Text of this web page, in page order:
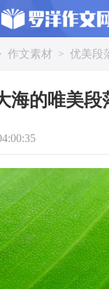
作文素材 > 优美段
海的唯美段